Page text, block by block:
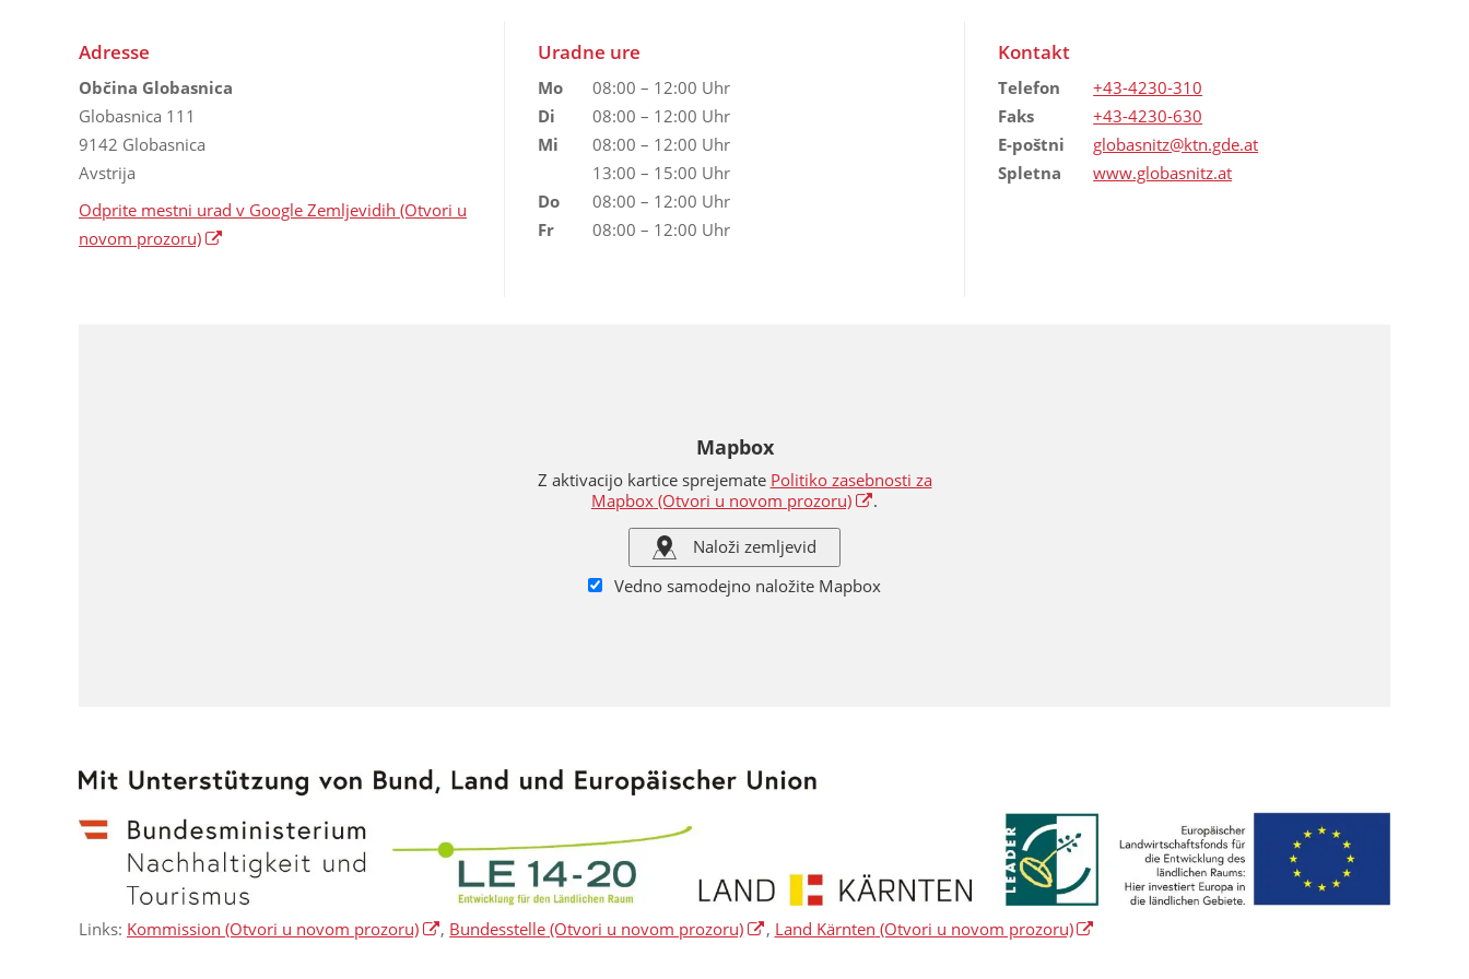
Adresse
Občina Globasnica
Globasnica 111
9142 Globasnica
Avstrija
Odprite mestni urad v Google Zemljevidih (Otvori u
novom prozoru)
Uradne ure
Mo
08:00 – 12:00 Uhr
Di
08:00 – 12:00 Uhr
Mi
08:00 – 12:00 Uhr
13:00 – 15:00 Uhr
Do
08:00 – 12:00 Uhr
Fr
08:00 – 12:00 Uhr
Kontakt
Telefon
+43-4230-310
Faks
+43-4230-630
E-poštni
globasnitz@ktn.gde.at
Spletna
www.globasnitz.at
Mapbox
Z aktivacijo kartice sprejemate Politiko zasebnosti za
Mapbox(Otvori u novom prozoru) .
Naloži zemljevid
Vedno samodejno naložite Mapbox
Links: Kommission (Otvori u novom prozoru) , Bundesstelle (Otvori u novom prozoru) , Land Kärnten (Otvori u novom prozoru)